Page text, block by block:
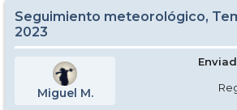
Seguimiento meteorológico,
2023
Miguel M.